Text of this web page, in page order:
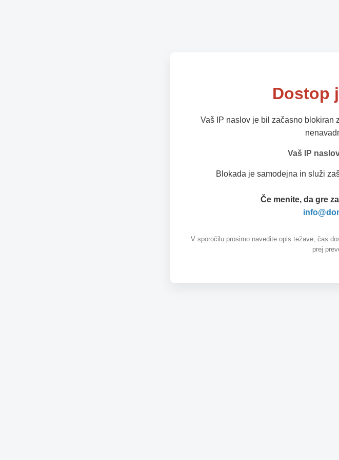
Dostop
Vaš IP naslov je bil začasno blokiran
Vaš IP
Blokada je samodejna in služi
Če menite, da gre
V sporočilu prosimo navedite opis težave, čas
prej